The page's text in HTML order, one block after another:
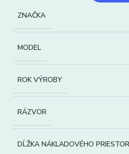
ZNAČKA
MODEL
ROK VÝROBY
RÁZVOR
DĹŽKA NÁKLADOVÉHO